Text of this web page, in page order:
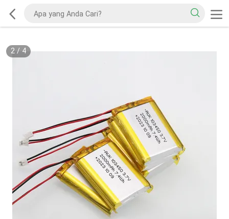
2/ 4